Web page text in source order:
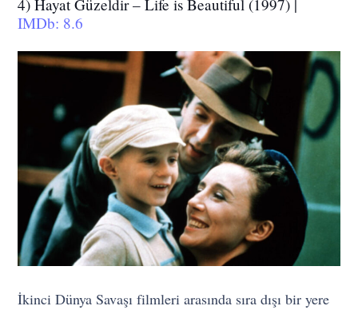
4) Hayat Güzeldir – Life is Beautiful (1997) |
IMDb: 8.6
İkinci Dünya Savaşı filmleri arasında sıra dışı bir yere